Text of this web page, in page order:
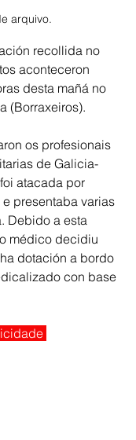
arquivo.
recollida no
aconteceron
desta mañá no
(Borraxeiros).
os profesionais
de Galicia-
atacada por
presentaba varias
Debido a esta
médico decidiu
dotación a bordo
con base